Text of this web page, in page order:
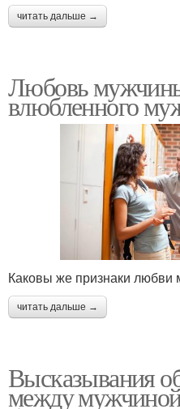
читать дальше →
Любовь
влюбленного
Каковы же признаки
читать дальше →
Высказывания
между